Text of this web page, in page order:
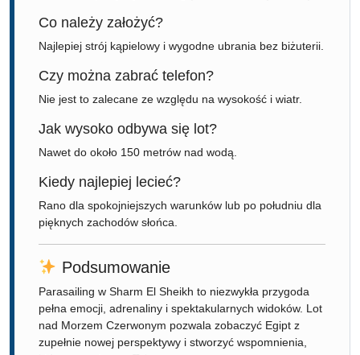
Co należy założyć?
Najlepiej strój kąpielowy i wygodne ubrania bez biżuterii.
Czy można zabrać telefon?
Nie jest to zalecane ze względu na wysokość i wiatr.
Jak wysoko odbywa się lot?
Nawet do około 150 metrów nad wodą.
Kiedy najlepiej lecieć?
Rano dla spokojniejszych warunków lub po południu dla
pięknych zachodów słońca.
Podsumowanie
Parasailing w Sharm El Sheikh to niezwykła przygoda
pełna emocji, adrenaliny i spektakularnych widoków. Lot
nad Morzem Czerwonym pozwala zobaczyć Egipt z
zupełnie nowej perspektywy i stworzyć wspomnienia,